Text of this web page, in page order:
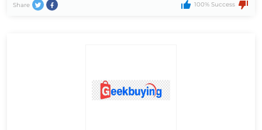
Share 100% Success